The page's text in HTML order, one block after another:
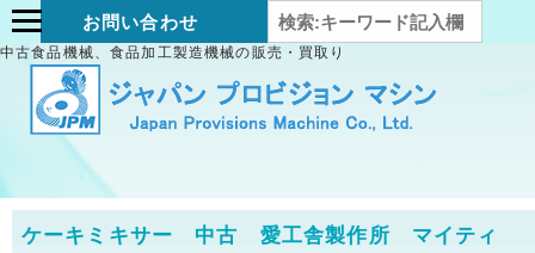
お問い合わせ
中古食品機械、食品加工製造機械の販売・買取り
ケーキミキサー 中古 愛工舎製作所 マイティ